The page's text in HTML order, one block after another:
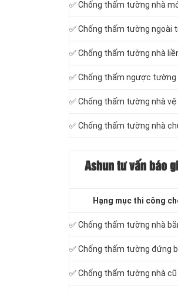
✅ Chống thấm tường nhà
✅ Chống thấm tường ngoài
✅ Chống thấm tường nhà
✅ Chống thấm ngược tường
✅ Chống thấm tường nhà vệ
✅ Chống thấm tường nhà
Ashun tư vấn báo
Hạng mục thi công
✅ Chống thấm tường nhà
✅ Chống thấm tường đứng
✅ Chống thấm tường nhà